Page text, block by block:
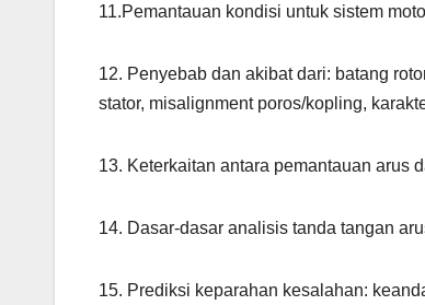
11.Pemantauan kondisi untuk sistem
12. Penyebab dan akibat dari: batang
stator, misalignment poros/kopling,
13. Keterkaitan antara pemantauan arus
14. Dasar-dasar analisis tanda tangan
15. Prediksi keparahan kesalahan: